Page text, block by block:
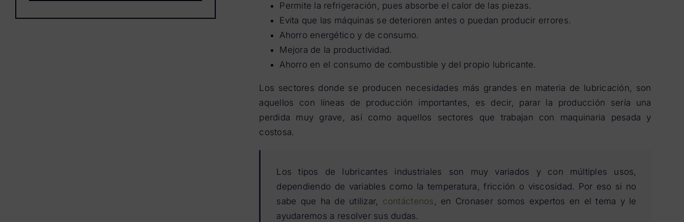
Permite la refrigeración, pues absorbe el calor de las piezas.
Evita que las máquinas se deterioren antes o puedan producir errores.
Ahorro energético y de consumo.
Mejora de la productividad.
Ahorro en el consumo de combustible y del propio lubricante.
Los sectores donde se producen necesidades más grandes en materia de lubricación, son
aquellos con líneas de producción importantes, es decir, parar la producción sería una
perdida muy grave, así como aquellos sectores que trabajan con maquinaria pesada y
costosa.
Los tipos de lubricantes industriales son muy variados y con múltiples usos,
dependiendo de variables como la temperatura, fricción o viscosidad. Por eso si no
sabe que ha de utilizar, contáctenos , en Cronaser somos expertos en el tema y le
ayudaremos a resolver sus dudas.